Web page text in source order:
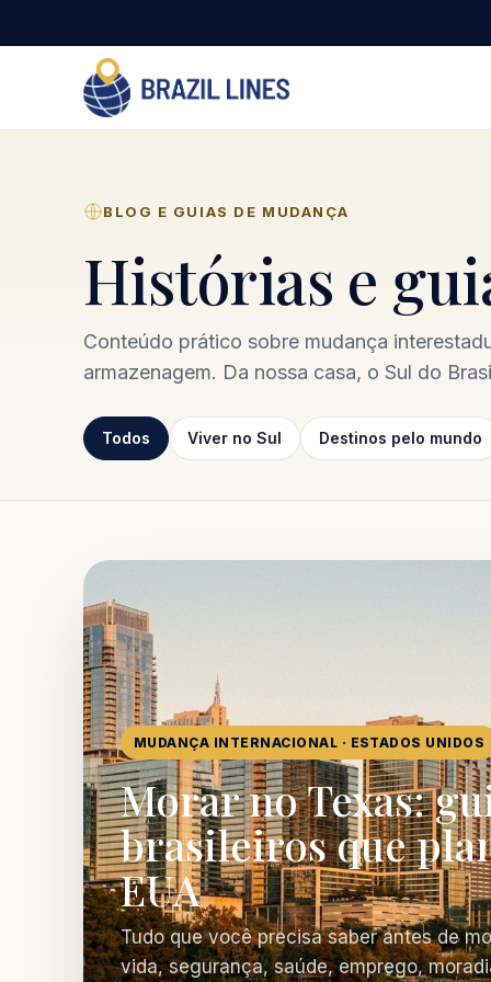
BLOG E GUIAS DE MUDANÇA
Histórias e
Conteúdo prático sobre mudança
armazenagem. Da nossa casa, o Sul do
Todos Viver no Sul Destinos pelo mundo
MUDANÇA INTERNACIONAL · ESTADOS UNIDOS
Morar no Texas:
brasileiros que
EUA
Tudo que você precisa saber antes de
vida, segurança, saúde, emprego,